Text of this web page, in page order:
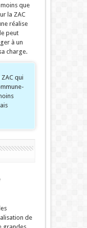
que
la ZAC
réalise
peut
à un
charge.
ZAC qui
de